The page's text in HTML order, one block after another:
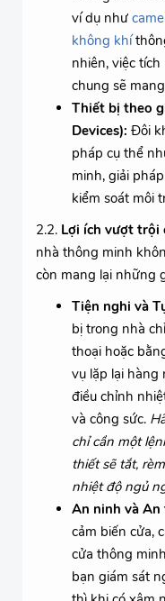
ví dụ như
không khí
nhiên, việc
chung sẽ
Thiết bị theo
Devices): Đôi
pháp cụ thể
minh, giải
kiểm soát môi
2.2. Lợi ích vượt trội
nhà thông minh
còn mang lại những
Tiện nghi và
bị trong nhà
thoại hoặc
vụ lặp lại hàng
điều chỉnh
và công sức.
chỉ cần một
thiết sẽ tắt,
nhiệt độ ngủ
An ninh và An
cảm biến cửa,
cửa thông
bạn giám sát